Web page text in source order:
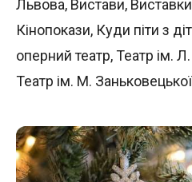
Львова, Вистави, Виставки
Кінопокази, Куди піти з
оперний театр,Театр ім.
Театр ім. М. Заньковецької